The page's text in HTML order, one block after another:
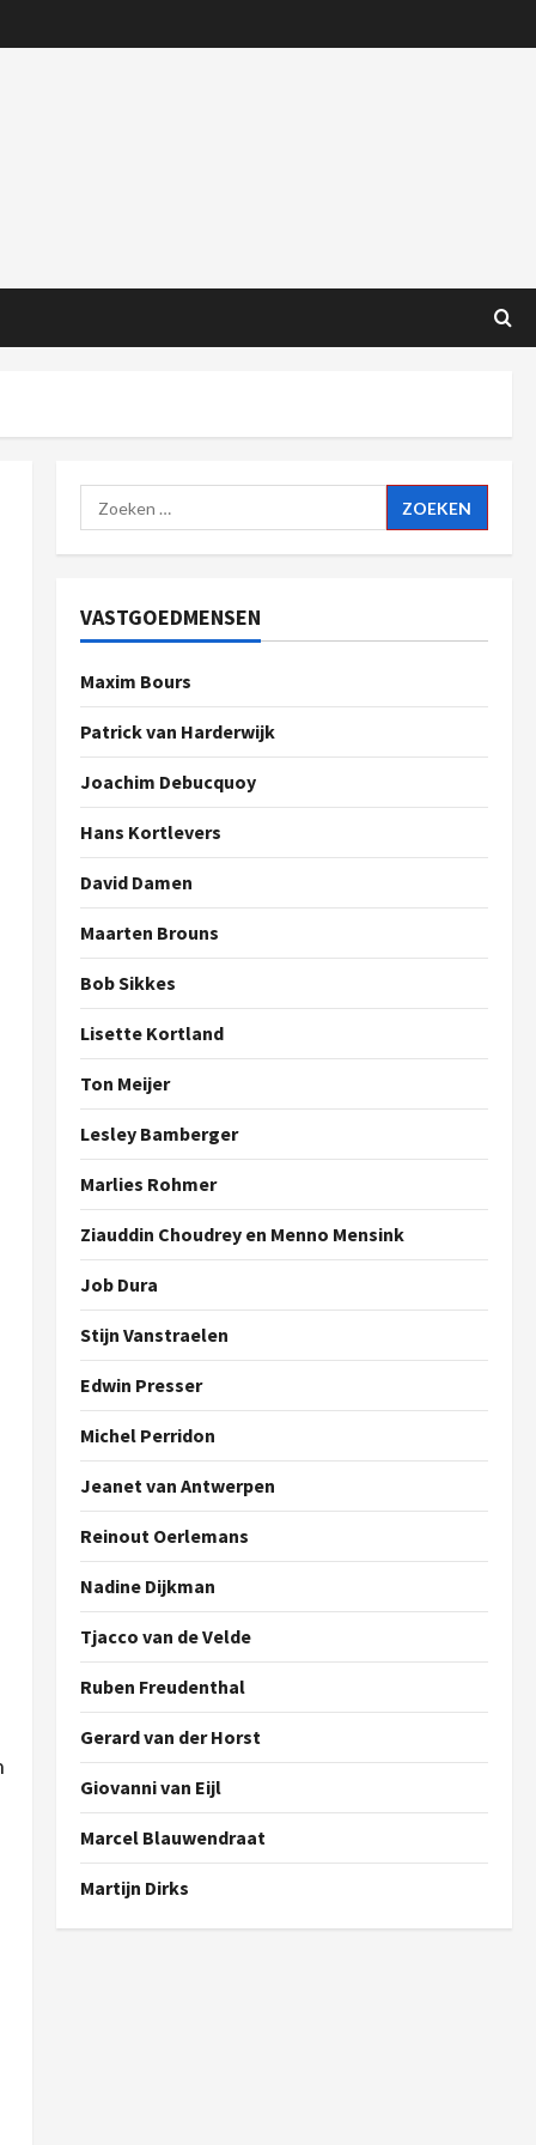
VASTGOEDMENSEN
Maxim Bours
Patrick van Harderwijk
Joachim Debucquoy
Hans Kortlevers
David Damen
Maarten Brouns
Bob Sikkes
Lisette Kortland
Ton Meijer
Lesley Bamberger
Marlies Rohmer
Ziauddin Choudrey en Menno Mensink
Job Dura
Stijn Vanstraelen
Edwin Presser
Michel Perridon
Jeanet van Antwerpen
Reinout Oerlemans
Nadine Dijkman
Tjacco van de Velde
Ruben Freudenthal
Gerard van der Horst
Giovanni van Eijl
Marcel Blauwendraat
Martijn Dirks